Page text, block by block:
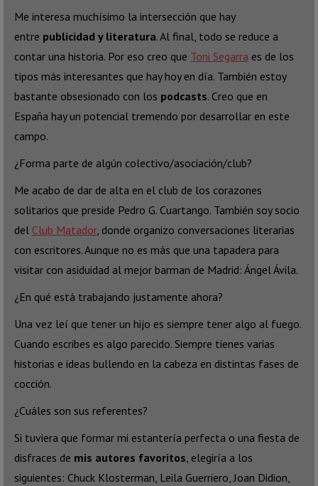
Me interesa muchísimo la intersección que hay
entre publicidad y literatura. Al final, todo se reduce a
contar una historia. Por eso creo que Toni Segarra es de los
tipos más interesantes que hay hoy en día. También estoy
bastante obsesionado con los podcasts. Creo que en
España hay un potencial tremendo por desarrollar en este
campo.
¿Forma parte de algún colectivo/asociación/club?
Me acabo de dar de alta en el club de los corazones
solitarios que preside Pedro G. Cuartango. También soy socio
del Club Matador, donde organizo conversaciones literarias
con escritores. Aunque no es más que una tapadera para
visitar con asiduidad al mejor barman de Madrid: Ángel Ávila.
¿En qué está trabajando justamente ahora?
Una vez leí que tener un hijo es siempre tener algo al fuego.
Cuando escribes es algo parecido. Siempre tienes varias
historias e ideas bullendo en la cabeza en distintas fases de
cocción.
¿Cuáles son sus referentes?
Si tuviera que formar mi estantería perfecta o una fiesta de
disfraces de mis autores favoritos, elegiría a los
siguientes: Chuck Klosterman, Leila Guerriero, Joan Didion,